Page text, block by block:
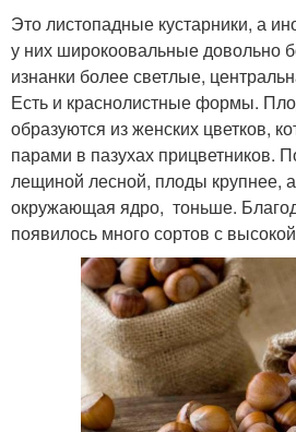
Это листопадные кустарники, а
у них широкоовальные довольно
изнанки более светлые,
Есть и краснолистные формы.
образуются из женских цветков,
парами в пазухах прицветников.
лещиной лесной, плоды крупнее,
окружающая ядро, тоньше.
появилось много сортов с